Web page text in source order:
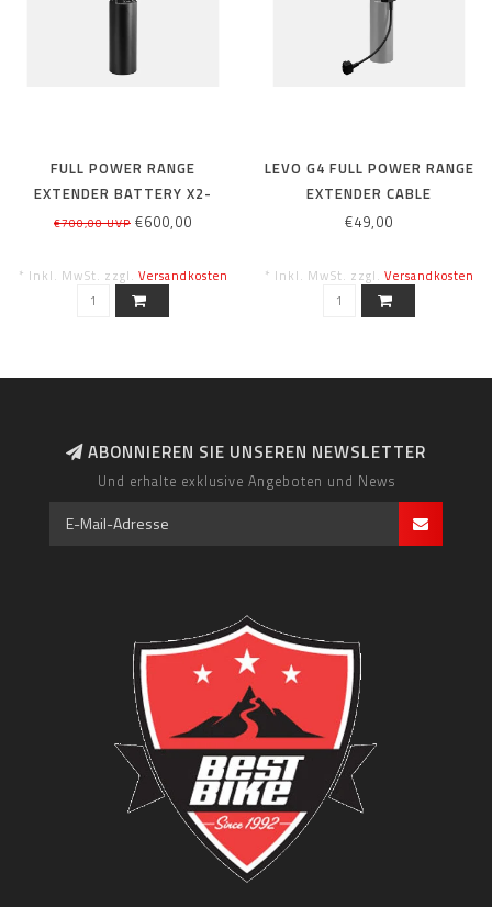
FULL POWER RANGE
EXTENDER BATTERY X2-
280WH
€700,00 UVP €600,00
* Inkl. MwSt. zzgl. Versandkosten
LEVO G4 FULL POWER RANGE
EXTENDER CABLE
€49,00
* Inkl. MwSt. zzgl. Versandkosten
ABONNIEREN SIE UNSEREN NEWSLETTER
Und erhalte exklusive Angeboten und News